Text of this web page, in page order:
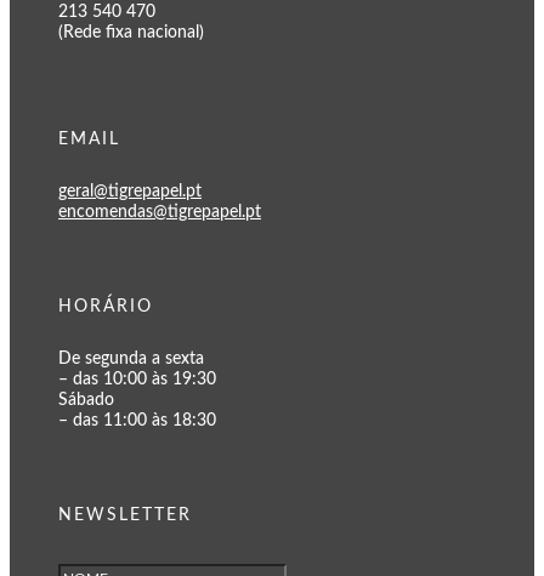
213 540 470
(Rede fixa nacional)
EMAIL
geral@tigrepapel.pt
encomendas@tigrepapel.pt
HORÁRIO
De segunda a sexta
– das 10:00 às 19:30
Sábado
– das 11:00 às 18:30
NEWSLETTER